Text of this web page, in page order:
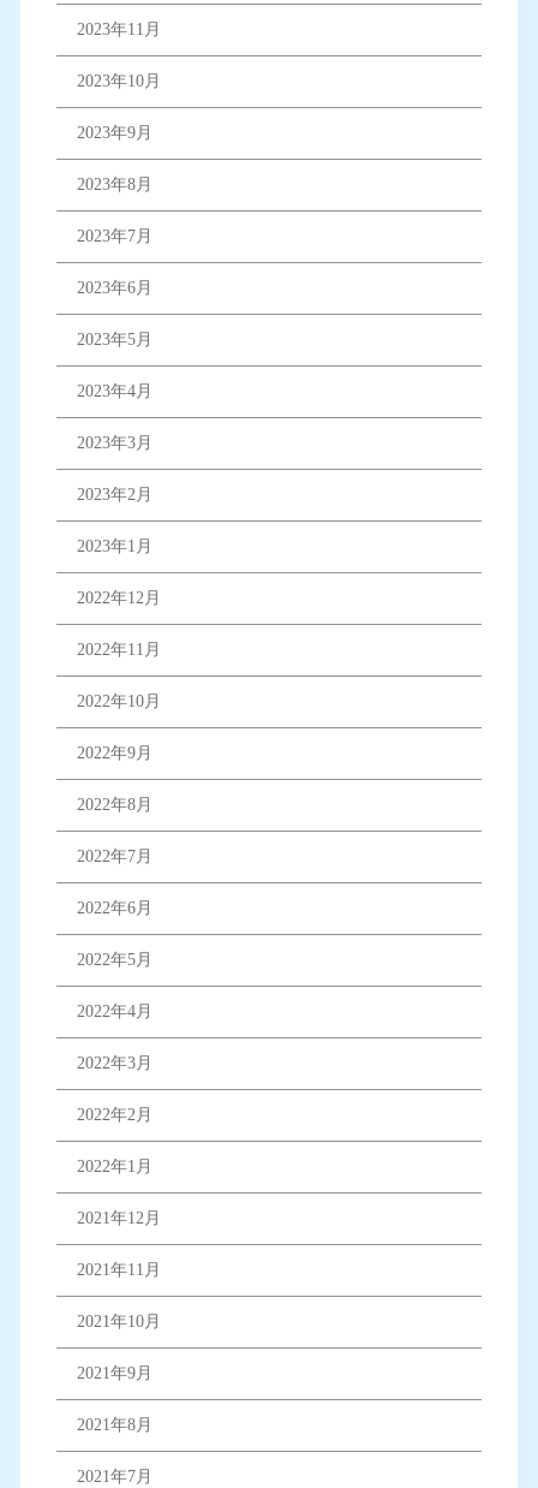
2023年11月
2023年10月
2023年9月
2023年8月
2023年7月
2023年6月
2023年5月
2023年4月
2023年3月
2023年2月
2023年1月
2022年12月
2022年11月
2022年10月
2022年9月
2022年8月
2022年7月
2022年6月
2022年5月
2022年4月
2022年3月
2022年2月
2022年1月
2021年12月
2021年11月
2021年10月
2021年9月
2021年8月
2021年7月